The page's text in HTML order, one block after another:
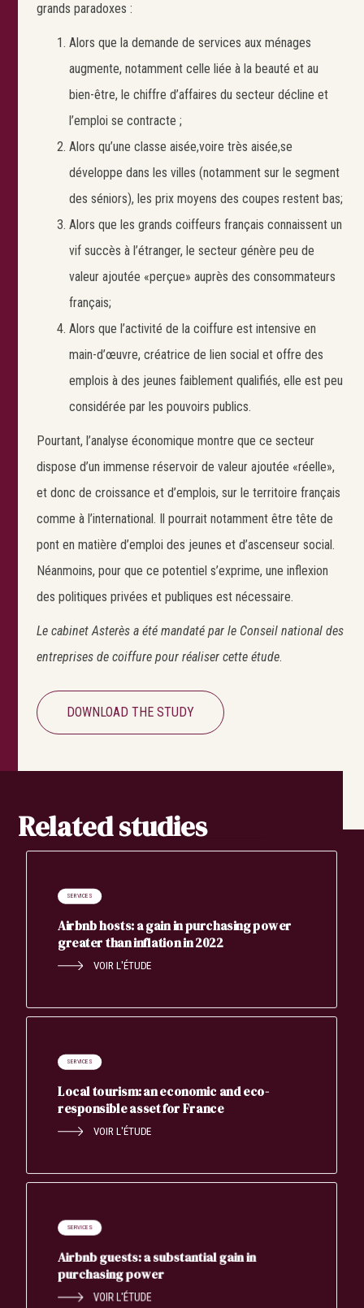
grands paradoxes :
Alors que la demande de services aux ménages
augmente, notamment celle liée à la beauté et au
bien-être, le chiffre d’affaires du secteur décline et
l’emploi se contracte ;
Alors qu’une classe aisée,voire très aisée,se
développe dans les villes (notamment sur le segment
des séniors), les prix moyens des coupes restent bas;
Alors que les grands coiffeurs français connaissent un
vif succès à l’étranger, le secteur génère peu de
valeur ajoutée «perçue» auprès des consommateurs
français;
Alors que l’activité de la coiffure est intensive en
main-d’œuvre, créatrice de lien social et offre des
emplois à des jeunes faiblement qualifiés, elle est peu
considérée par les pouvoirs publics.
Pourtant, l’analyse économique montre que ce secteur
dispose d’un immense réservoir de valeur ajoutée «réelle»,
et donc de croissance et d’emplois, sur le territoire français
comme à l’international. Il pourrait notamment être tête de
pont en matière d’emploi des jeunes et d’ascenseur social.
Néanmoins, pour que ce potentiel s’exprime, une inflexion
des politiques privées et publiques est nécessaire.
Le cabinet Asterès a été mandaté par le Conseil national des
entreprises de coiffure pour réaliser cette étude.
DOWNLOAD THE STUDY
Related studies
SERVICES
Airbnb hosts: a gain in purchasing power
greater than inflation in 2022
VOIR L'ÉTUDE
SERVICES
Local tourism: an economic and eco-
responsible asset for France
VOIR L'ÉTUDE
SERVICES
Airbnb guests: a substantial gain in
purchasing power
VOIR L'ÉTUDE
Search